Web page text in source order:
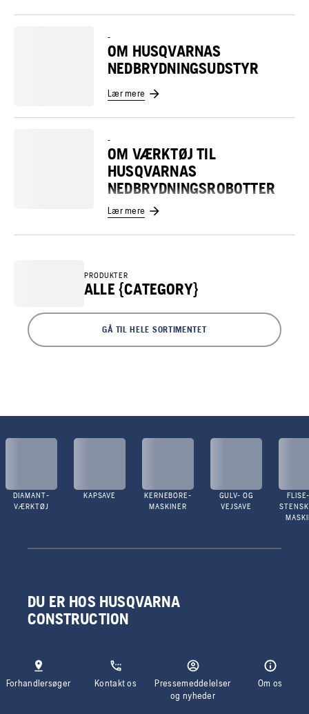
-
OM HUSQVARNAS
NEDBRYDNINGSUDSTYR
Lær mere
-
OM VÆRKTØJ TIL
HUSQVARNAS
NEDBRYDNINGSROBOTTER
Lær mere
PRODUKTER
ALLE {CATEGORY}
GÅ TIL HELE SORTIMENTET
DIAMANT-
VÆRKTØJ
KAPSAVE
KERNEBORE-
MASKINER
GULV- OG
VEJSAVE
DU ER HOS HUSQVARNA
CONSTRUCTION
Forhandlersøger Kontakt os
Pressemeddelelser
og nyheder
Om os